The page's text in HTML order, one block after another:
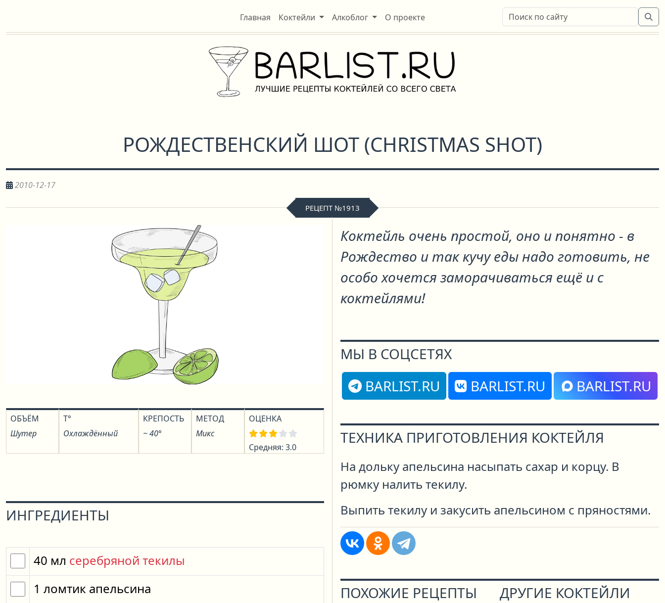
Главная Коктейли Алкоблог О проекте
РОЖДЕСТВЕНСКИЙ ШОТ (CHRISTMAS SHOT)
2010-12-17
РЕЦЕПТ №1913
ОБЪЁМ
Шутер
T°
Охлаждённый
КРЕПОСТЬ
~ 40°
МЕТОД
Микс
ОЦЕНКА
Средняя: 3.0
ИНГРЕДИЕНТЫ
40 мл серебряной текилы
1 ломтик апельсина
Коктейль очень простой, оно и понятно - в
Рождество и так кучу еды надо готовить, не
особо хочется заморачиваться ещё и с
коктейлями!
МЫ В СОЦСЕТЯХ
BARLIST.RU
BARLIST.RU BARLIST.RU
ТЕХНИКА ПРИГОТОВЛЕНИЯ КОКТЕЙЛЯ
На дольку апельсина насыпать сахар и корцу. В
рюмку налить текилу.
Выпить текилу и закусить апельсином с пряностями.
ПОХОЖИЕ РЕЦЕПТЫ ДРУГИЕ КОКТЕЙЛИ